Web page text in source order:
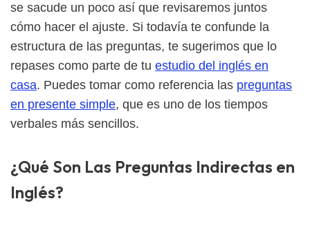
se sacude un poco así que revisaremos juntos
cómo hacer el ajuste. Si todavía te confunde la
estructura de las preguntas, te sugerimos que lo
repases como parte de tu estudio del inglés en
casa. Puedes tomar como referencia las preguntas
en presente simple, que es uno de los tiempos
verbales más sencillos.
¿Qué Son Las Preguntas Indirectas en
Inglés?